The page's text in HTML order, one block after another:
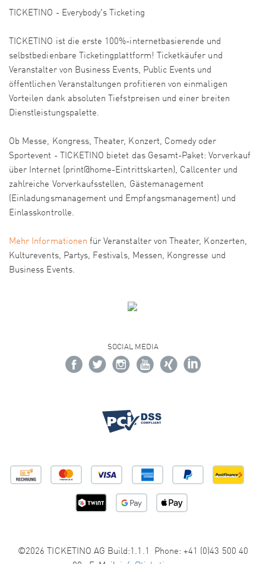
TICKETINO - Everybody's Ticketing
TICKETINO ist die erste 100%-internetbasierende und
selbstbedienbare Ticketingplattform! Ticketkäufer und
Veranstalter von Business Events, Public Events und
öffentlichen Veranstaltungen profitieren von einmaligen
Vorteilen dank absoluten Tiefstpreisen und einer breiten
Dienstleistungspalette.
Ob Messe, Kongress, Theater, Konzert, Comedy oder
Sportevent - TICKETINO bietet das Gesamt-Paket: Vorverkauf
über Internet (print@home-Eintrittskarten), Callcenter und
zahlreiche Vorverkaufsstellen, Gästemanagement
(Einladungsmanagement und Empfangsmanagement) und
Einlasskontrolle.
Mehr Informationen für Veranstalter von Theater, Konzerten,
Kulturevents, Partys, Festivals, Messen, Kongresse und
Business Events.
SOCIAL MEDIA
©2026 TICKETINO AG Build:1.1.1 Phone: +41 (0)43 500 40